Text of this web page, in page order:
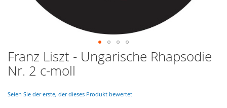
Skip
to
the
of
Franz Liszt - Ungarische Rhapsodie
Nr. 2 c-moll
Seien Sie der erste, der dieses Produkt bewertet